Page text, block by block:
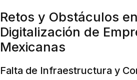
Retos y Obstáculos
Digitalización de
Mexicanas
Falta de Infraestructura y